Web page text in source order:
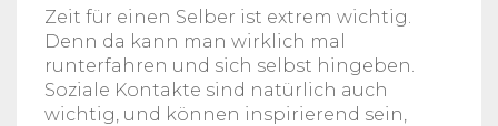
Zeit für einen Selber ist extrem wichtig.
Denn da kann man wirklich mal
runterfahren und sich selbst hingeben.
Soziale Kontakte sind natürlich auch
wichtig, und können inspirierend sein,